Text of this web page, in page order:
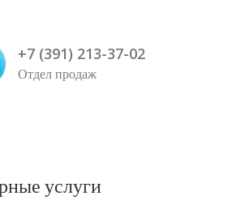
+7 (391) 213-37-02
Отдел продаж
услуги